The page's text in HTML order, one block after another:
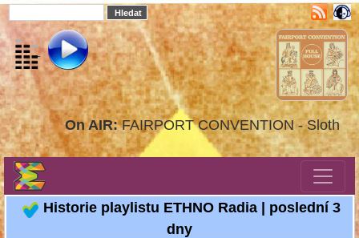
On AIR: FAIRPORT CONVENTION - Sloth
Historie playlistu ETHNO Radia | poslední 3
dny